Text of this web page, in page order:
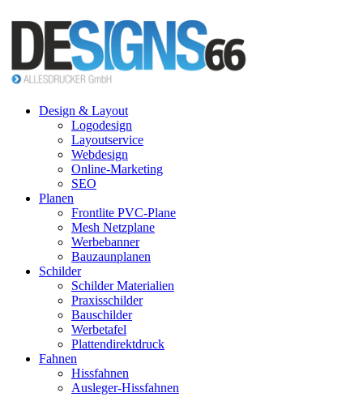
Design & Layout
Logodesign
Layoutservice
Webdesign
Online-Marketing
SEO
Planen
Frontlite PVC-Plane
Mesh Netzplane
Werbebanner
Bauzaunplanen
Schilder
Schilder Materialien
Praxisschilder
Bauschilder
Werbetafel
Plattendirektdruck
Fahnen
Hissfahnen
Ausleger-Hissfahnen